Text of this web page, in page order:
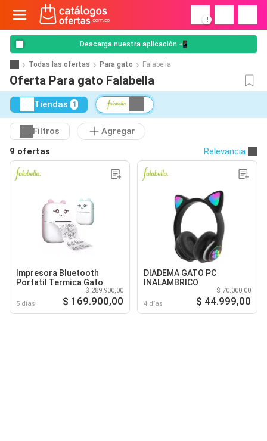
!
Descarga nuestra aplicación 📲
Todas las ofertas Para gato Falabella
Oferta Para gato Falabella
Tiendas 1
Filtros
Agregar
9 ofertas
Relevancia
Impresora Bluetooth
Portatil Termica Gato
5 días
$ 289.900,00
$ 169.900,00
DIADEMA GATO PC
INALAMBRICO
4 días
$ 70.000,00
$ 44.999,00